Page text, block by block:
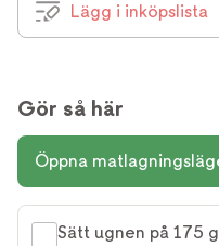
Lägg i inköpslista
Gör så här
Öppna
Sätt ugnen på 175